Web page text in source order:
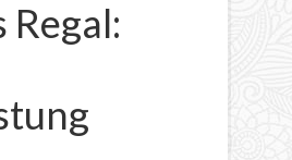
Regal: